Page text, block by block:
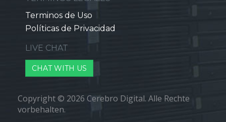
Terminos de Uso
Políticas de Privacidad
LIVE CHAT
CHAT WITH US
Copyright © 2026 Cerebro Digital. Alle Rechte
vorbehalten.